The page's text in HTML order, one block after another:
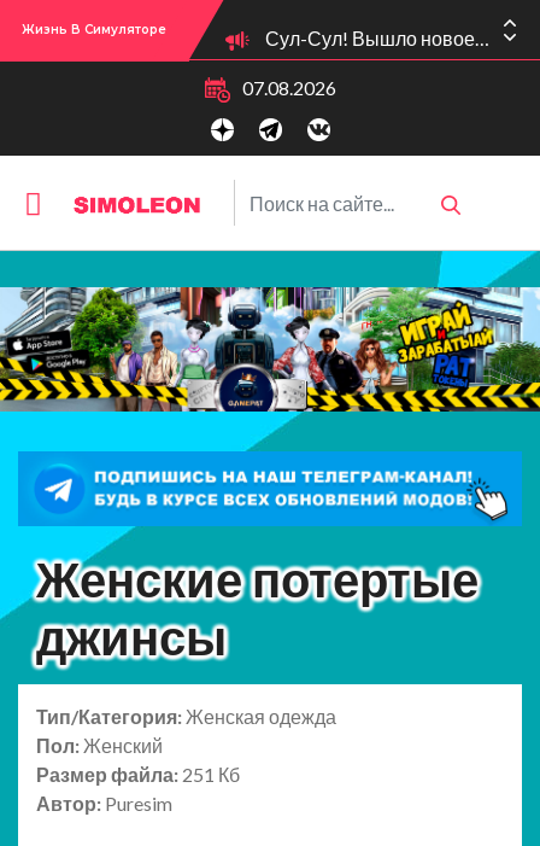
Жизнь В Симуляторе Сул-Сул! Вышло новое обновлении версии игры: 1.119.96.1030 (ПК)! 1.119.96.1230 (Mac)! 2.22 (ИП)!
07.08.2026
Женские потертые
джинсы
Тип/Категория: Женская одежда
Пол: Женский
Размер файла: 251 Кб
Автор: Puresim